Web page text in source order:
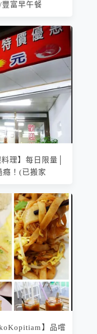
富早午餐
理】每日限量│
癮！(已搬家
】品嚐